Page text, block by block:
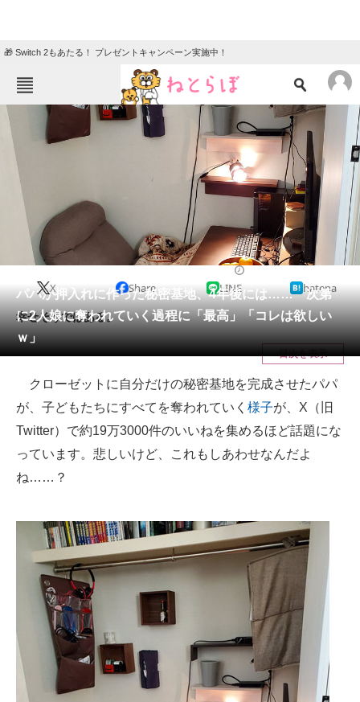
🎁 Switch 2もあたる！ プレゼントキャンペーン実施中！
ねとらぼメニュー
TOP ニュース
エンタメ クイズ
グルメ 地域
住まい 教育・育児
リサーチ
会員記事
メディア
注目記事を集めた総合ページ
スマホと通信の最新トレンド
進化するPCとデバイスの未来
ビジネスと働き方のヒント
AI活用のいまが分かる
企業ITのトレンドを詳説
経営リーダーのコミュニティ
マーケ×ITの今がよく分かる
パパが押入れに作った秘密基地、4年後には…… 次第
に2人娘に奪われていく過程に「最高」「コレは欲しい
ｗ」
X Share LINE hatena
幸せそうではある。
目次を表示
クローゼットに自分だけの秘密基地を完成させたパパ
が、子どもたちにすべてを奪われていく 様子が、X（旧
Twitter）で約19万3000件のいいねを集めるほど話題にな
っています。悲しいけど、これもしあわせなんだよ
ね……？